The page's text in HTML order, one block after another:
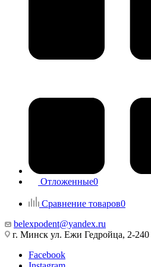
Отложенные0
Сравнение товаров0
belexpodent@yandex.ru
г. Минск ул. Ежи Гедройца, 2-240
Facebook